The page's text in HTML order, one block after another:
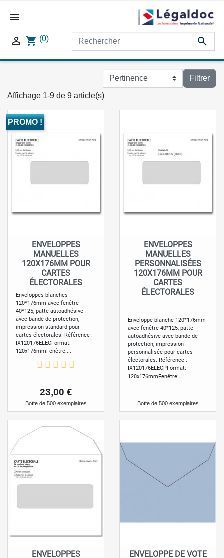

 shopping_cart (0) 
Filtrer
Affichage 1-9 de 9 article(s)
ENVELOPPES
MANUELLES
120X176MM POUR
CARTES
ÉLECTORALES
Enveloppes blanches
120*176mm avec fenêtre
40*125, patte autoadhésive
avec bande de protection,
impression standard pour
cartes électorales. Référence :
IX120176ELECFormat:
120x176mmFenêtre:...
Prix
23,00 €
Boîte de 500 exemplaires
PROMO !
ENVELOPPES
MANUELLES
PERSONNALISÉES
120X176MM POUR
CARTES
ÉLECTORALES
Enveloppe blanche 120*176mm
avec fenêtre 40*125, patte
autoadhésive avec bande de
protection, impression
personnalisée pour cartes
électorales. Référence :
IX120176ELECPFormat:
120x176mmFenêtre:...
Boîte de 500 exemplaires
ENVELOPPES
ENVELOPPE DE VOTE